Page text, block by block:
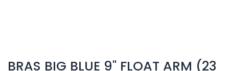
BRAS BIG BLUE 9" FLOAT ARM (23